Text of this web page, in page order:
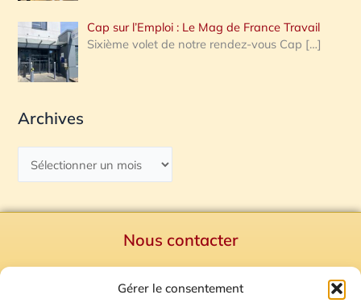
Gérer le consentement
Cap sur l’Emploi : Le Mag de France Travail
Sixième volet de notre rendez-vous Cap […]
Archives
Nous contacter